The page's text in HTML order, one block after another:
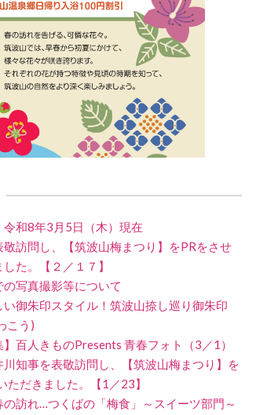
令和8年3月5日（木）現在
訪問し、【筑波山梅まつり】をPRをさせ
た。【２／１７】
写真撮影等について
御朱印スタイル！筑波山捺し巡り御朱印
こう)
】百人きものPresents 青春フォト（3／1）
知事を表敬訪問し、【筑波山梅まつり】を
ただきました。【1／23】
の訪れ…つくばの「梅食」～スイーツ部門～